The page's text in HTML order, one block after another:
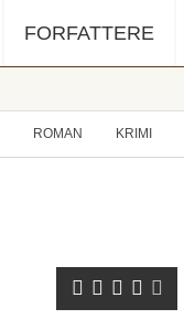
FORFATTERE
ROMAN KRIMI